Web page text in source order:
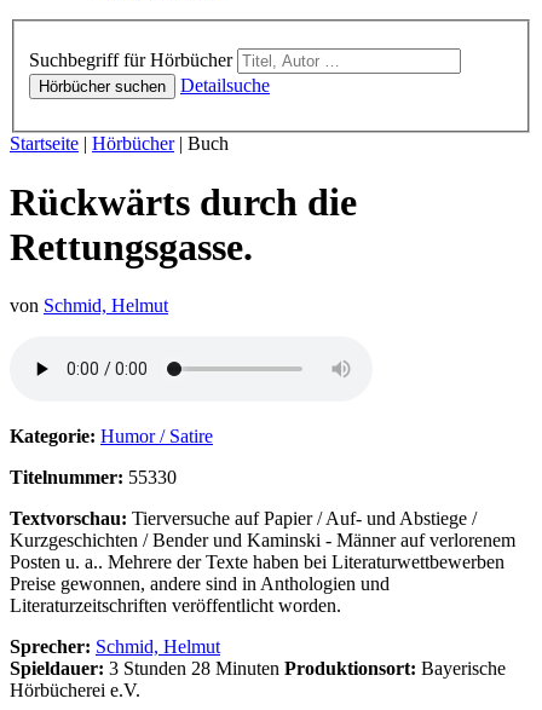
Suchbegriff für Hörbücher
Hörbücher suchen Detailsuche
Sie sind hier:
Startseite | Hörbücher| Buch
Rückwärts durch die
Rettungsgasse.
von Schmid, Helmut
Kategorie: Humor / Satire
Titelnummer: 55330
Textvorschau: Tierversuche auf Papier / Auf- und Abstiege /
Kurzgeschichten / Bender und Kaminski - Männer auf verlorenem
Posten u. a.. Mehrere der Texte haben bei Literaturwettbewerben
Preise gewonnen, andere sind in Anthologien und
Literaturzeitschriften veröffentlicht worden.
Sprecher: Schmid, Helmut
Spieldauer: 3 Stunden 28 Minuten Produktionsort: Bayerische
Hörbücherei e.V.